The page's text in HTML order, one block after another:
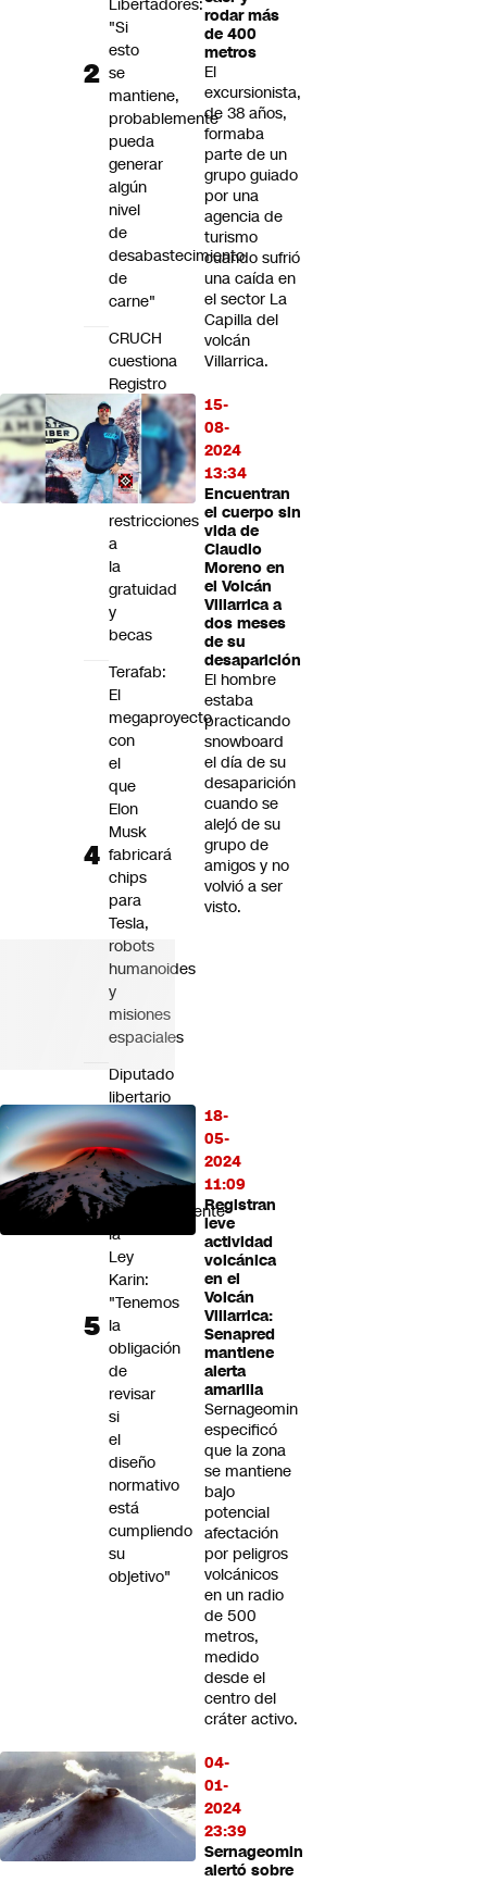
rodar más
de 400
metros
El
excursionista,
de 38 años,
formaba
parte de un
grupo guiado
por una
agencia de
turismo
cuando sufrió
una caída en
el sector La
Capilla del
volcán
Villarrica.
15-
08-
2024
13:34
Encuentran
el cuerpo sin
vida de
Claudio
Moreno en
el Volcán
Villarrica a
dos meses
de su
desaparición
El hombre
estaba
practicando
snowboard
el día de su
desaparición
cuando se
alejó de su
grupo de
amigos y no
volvió a ser
visto.
18-
05-
2024
11:09
Registran
leve
actividad
volcánica
en el
Volcán
Villarrica:
Senapred
mantiene
alerta
amarilla
Sernageomin
especificó
que la zona
se mantiene
bajo
potencial
afectación
por peligros
volcánicos
en un radio
de 500
metros,
medido
desde el
centro del
cráter activo.
04-
01-
2024
23:39
Sernageomin
alertó sobre
Libertadores:
"Si
esto
se
mantiene,
probablemente
pueda
generar
algún
nivel
de
desabastecimiento
de
carne"
CRUCH
cuestiona
Registro
Nacional
de
Vándalos:
Pide
eliminar
restricciones
a
la
gratuidad
y
becas
Terafab:
El
megaproyecto
con
el
que
Elon
Musk
fabricará
chips
para
Tesla,
robots
humanoides
y
misiones
espaciales
Diputado
libertario
presenta
proyecto
para
suspender
transitoriamente
la
Ley
Karin:
"Tenemos
la
obligación
de
revisar
si
el
diseño
normativo
está
cumpliendo
su
objetivo"